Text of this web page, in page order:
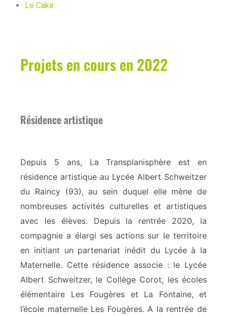
Le Cake
Projets en cours en 2022
Résidence artistique
Depuis 5 ans, La Transplanisphère est en
résidence artistique au Lycée Albert Schweitzer
du Raincy (93), au sein duquel elle mène de
nombreuses activités culturelles et artistiques
avec les élèves. Depuis la rentrée 2020, la
compagnie a élargi ses actions sur le territoire
en initiant un partenariat inédit du Lycée à la
Maternelle. Cette résidence associe : le Lycée
Albert Schweitzer, le Collège Corot, les écoles
élémentaire Les Fougères et La Fontaine, et
l’école maternelle Les Fougères. A la rentrée de